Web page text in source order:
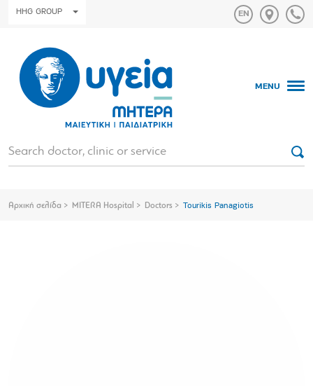
HHG GROUP
MENU
Αρχική σελίδα MITERA Hospital Doctors Tourikis Panagiotis